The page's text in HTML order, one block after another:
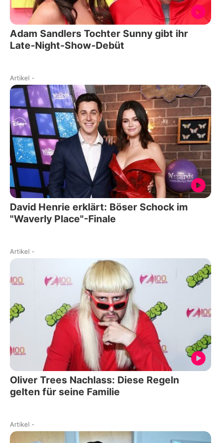
Adam Sandlers Tochter Sunny gibt ihr
Late-Night-Show-Debüt
Artikel -
David Henrie erklärt: Böser Schock im
"Waverly Place"-Finale
Artikel -
Oliver Trees Nachlass: Diese Regeln
gelten für seine Familie
Artikel -